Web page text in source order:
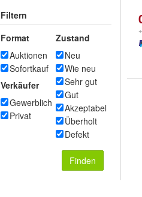
Filtern
Format
Auktionen
Sofortkauf
Verkäufer
Gewerblich
Privat
Zustand
Neu
Wie neu
Sehr gut
Gut
Akzeptabel
Überholt
Defekt
Finden